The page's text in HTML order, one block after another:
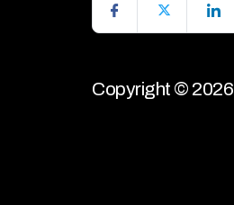
Copyright © 2026